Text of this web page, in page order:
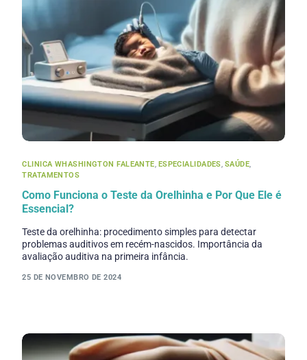
CLINICA WHASHINGTON FALEANTE, ESPECIALIDADES, SAÚDE,
TRATAMENTOS
Como Funciona o Teste da Orelhinha e Por Que Ele é
Essencial?
Teste da orelhinha: procedimento simples para detectar
problemas auditivos em recém-nascidos. Importância da
avaliação auditiva na primeira infância.
25 DE NOVEMBRO DE 2024